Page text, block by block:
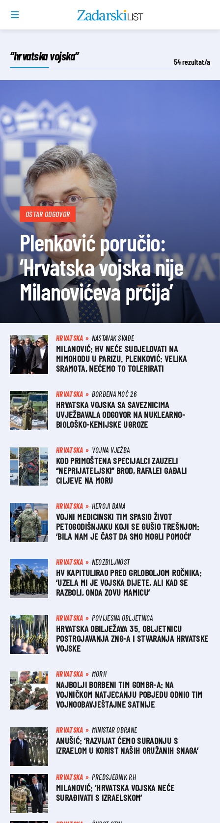
“hrvatska vojska” 54rezultat/a
OŠTAR ODGOVOR
Plenković poručio:
‘Hrvatska vojska nije
Milanovićeva prćija’
HRVATSKA NASTAVAK SVAĐE
MILANOVIĆ: HV NEĆE SUDJELOVATI NA
MIMOHODU U PARIZU. PLENKOVIĆ: VELIKA
SRAMOTA, NEĆEMO TO TOLERIRATI
HRVATSKA BORBENA MOĆ 26
HRVATSKA VOJSKA SA SAVEZNICIMA
UVJEŽBAVALA ODGOVOR NA NUKLEARNO-
BIOLOŠKO-KEMIJSKE UGROZE
HRVATSKA VOJNA VJEŽBA
KOD PRIMOŠTENA SPECIJALCI ZAUZELI
“NEPRIJATELJSKI” BROD, RAFALEI GAĐALI
CILJEVE NA MORU
HRVATSKA HEROJI DANA
VOJNI MEDICINSKI TIM SPASIO ŽIVOT
PETOGODIŠNJAKU KOJI SE GUŠIO TREŠNJOM:
‘BILA NAM JE ČAST DA SMO MOGLI POMOĆI’
HRVATSKA NEOZBILJNOST
HV KAPITULIRAO PRED GRLOBOLJOM ROČNIKA:
‘UZELA MI JE VOJSKA DIJETE, ALI KAD SE
RAZBOLI, ONDA ZOVU MAMICU’
HRVATSKA POVIJESNA OBLJETNICA
HRVATSKA OBILJEŽAVA 35. OBLJETNICU
POSTROJAVANJA ZNG-A I STVARANJA HRVATSKE
VOJSKE
HRVATSKA MORH
NAJBOLJI BORBENI TIM GOMBR-A: NA
VOJNIČKOM NATJECANJU POBJEDU ODNIO TIM
VOJNOOBAVJEŠTAJNE SATNIJE
HRVATSKA MINISTAR OBRANE
ANUŠIĆ: ‘RAZVIJAT ĆEMO SURADNJU S
IZRAELOM U KORIST NAŠIH ORUŽANIH SNAGA’
HRVATSKA PREDSJEDNIK RH
MILANOVIĆ: ‘HRVATSKA VOJSKA NEĆE
SURAĐIVATI S IZRAELSKOM’